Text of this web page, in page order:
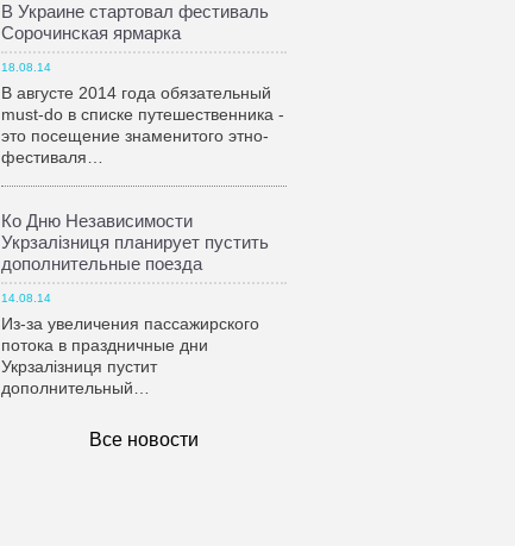
В Украине стартовал фестиваль
Сорочинская ярмарка
18.08.14
В августе 2014 года обязательный
must-do в списке путешественника -
это посещение знаменитого этно-
фестиваля…
Ко Дню Независимости
Укрзалiзниця планирует пустить
дополнительные поезда
14.08.14
Из-за увеличения пассажирского
потока в праздничные дни
Укрзалiзниця пустит
дополнительный…
Все новости